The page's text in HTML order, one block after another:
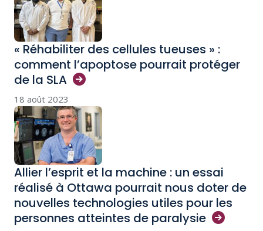
« Réhabiliter des cellules tueuses » :
comment l’apoptose pourrait protéger
de la SLA
18 août 2023
Allier l’esprit et la machine : un essai
réalisé à Ottawa pourrait nous doter de
nouvelles technologies utiles pour les
personnes atteintes de paralysie